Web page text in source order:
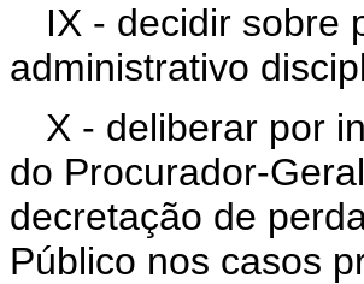
IX - decidir sobre
administrativo
X - deliberar por
do Procurador-
decretação de
Público nos casos